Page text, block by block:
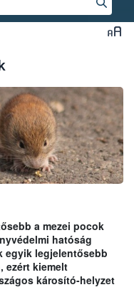
a mezei pocok
hatóság
egyik legjelentősebb
ezért kiemelt
károsító-helyzet